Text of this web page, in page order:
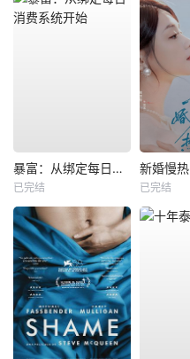
暴富：从绑定每日消费系统开始
已完结
新婚慢热
已完结